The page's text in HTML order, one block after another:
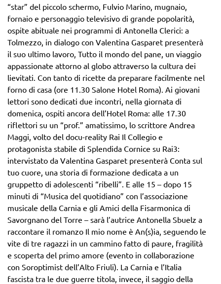
“star” del piccolo schermo, Fulvio Marino, mugnaio,
fornaio e personaggio televisivo di grande popolarità,
ospite abituale nei programmi di Antonella Clerici: a
Tolmezzo, in dialogo con Valentina Gasparet presenterà
il suo ultimo lavoro, Tutto il mondo del pane, un viaggio
appassionate attorno al globo attraverso la cultura dei
lievitati. Con tanto di ricette da preparare facilmente nel
forno di casa (ore 11.30 Salone Hotel Roma). Ai giovani
lettori sono dedicati due incontri, nella giornata di
domenica, ospiti ancora dell’Hotel Roma: alle 17.30
riflettori su un “prof.” amatissimo, lo scrittore Andrea
Maggi, volto del docu-reality Rai Il Collegio e
protagonista stabile di Splendida Cornice su Rai3:
intervistato da Valentina Gasparet presenterà Conta sul
tuo cuore, una storia di formazione dedicata a un
gruppetto di adolescenti “ribelli”. E alle 15 – dopo 15
minuti di “Musica del quotidiano” con l’associazione
musicale della Carnia e gli Amici della Fisarmonica di
Savorgnano del Torre – sarà l’autrice Antonella Sbuelz a
raccontare il romanzo Il mio nome è An(s)ia, seguendo le
vite di tre ragazzi in un cammino fatto di paure, fragilità
e scoperta del primo amore (evento in collaborazione
con Soroptimist dell’Alto Friuli). La Carnia e l’Italia
fascista tra le due guerre titola, invece, il saggio della